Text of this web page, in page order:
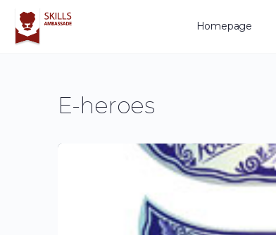
Homepage
E-heroes